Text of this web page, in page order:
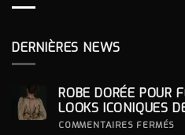
DERNIÈRES NEWS
ROBE DORÉE POUR
LOOKS ICONIQUES
COMMENTAIRES FERMÉS